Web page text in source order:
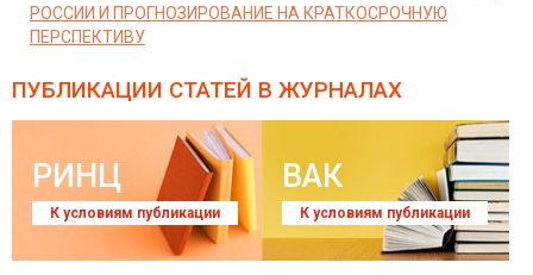
РОССИИ И ПРОГНОЗИРОВАНИЕ НА КРАТКОСРОЧНУЮ
ПЕРСПЕКТИВУ
ПУБЛИКАЦИИ СТАТЕЙ В ЖУРНАЛАХ
РИНЦ
К условиям публикации
ВАК
К условиям публикации